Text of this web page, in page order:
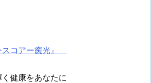
スコアー癒光』
く健康をあなたに